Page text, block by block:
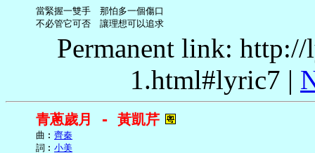
     當緊握一雙手　那怕多一個傷口
Permanent link:
1.html#lyric7 |
青蔥歲月 - 黃凱芹
     曲︰
齊秦
     詞︰
小美